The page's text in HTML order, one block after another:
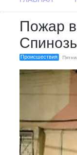
Пожар
Происшествия